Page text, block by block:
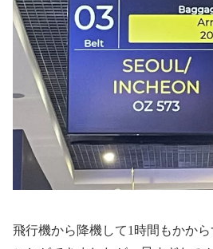
飛行機から降機して1時間もかか